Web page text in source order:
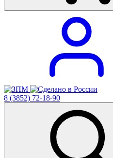
8 (3852) 72-18-90